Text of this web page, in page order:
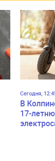
Сегодня,
В
17-